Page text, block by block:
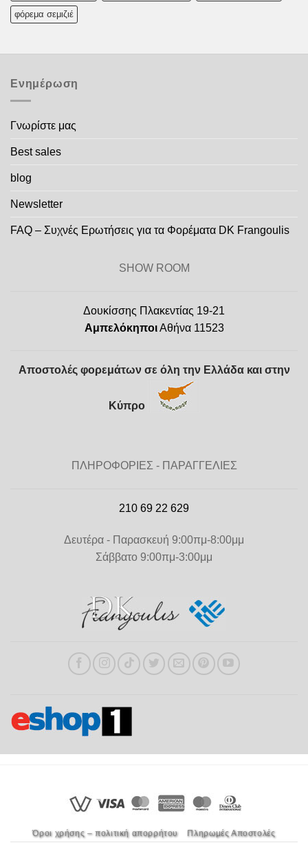
φόρεμα σεμιζιέ
Ενημέρωση
Γνωρίστε μας
Best sales
blog
Newsletter
FAQ – Συχνές Ερωτήσεις για τα Φορέματα DK Frangoulis
SHOW ROOM
Δουκίσσης Πλακεντίας 19-21
ΑμπελόκηποιΑθήνα 11523
Αποστολές φορεμάτων σε όλη την Ελλάδα και στην
Κύπρο
ΠΛΗΡΟΦΟΡΙΕΣ - ΠΑΡΑΓΓΕΛΙΕΣ
210 69 22 629
Δευτέρα - Παρασκευή 9:00πμ-8:00μμ
Σάββατο 9:00πμ-3:00μμ
Όροι χρήσης – πολιτική απορρήτου Πληρωμές Αποστολές